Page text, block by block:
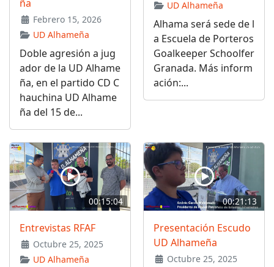
ña
Febrero 15, 2026
UD Alhameña
Doble agresión a jug
ador de la UD Alhame
ña, en el partido CD C
hauchina UD Alhame
ña del 15 de...
UD Alhameña
Alhama será sede de l
a Escuela de Porteros
Goalkeeper Schoolfer
Granada. Más inform
ación:...
00:15:04
Entrevistas RFAF
Octubre 25, 2025
UD Alhameña
00:21:13
Presentación Escudo
UD Alhameña
Octubre 25, 2025